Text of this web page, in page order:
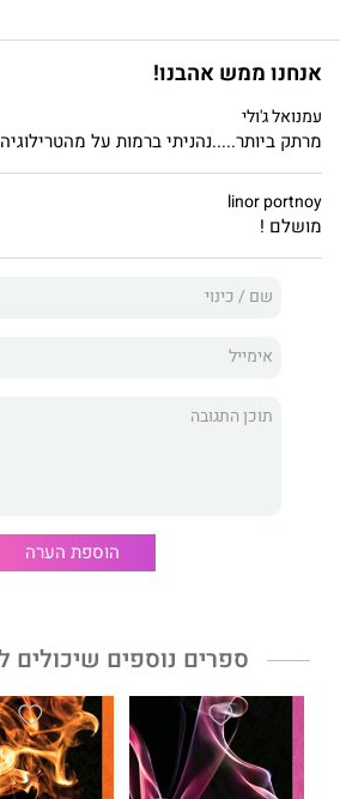
ממנה להתמודד עם הקשיים ועם החיים שלה.
לאסוף את השברים
הוא ייחודי בכמה
אילת סווטיצקיבראה כאן דמות ראשית של
עם גברים כדי לברוח מהמציאות – תפקיד
הדמויות הגבריות. מלבד מאיה וג'ו, הלוא
לאסוף את השברים
ואבי. פטריק הוא החבר הכי טוב של מאיה,
בדמויות מקסימות ואנושיות, ונע בין תהומות
התשוקה. לאסוף את השברים מלא בהומור
מהרגעים הכי קשים בחיים.
אנחנו ממש אהבנו!
עמנואל ג'ולי
מרתק ביותר.....נהניתי ברמות על
linor portnoy
מושלם !
הוספת הערה
ספרים נוספים שיכולים